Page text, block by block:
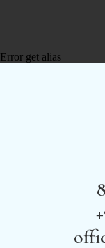
Error get alias